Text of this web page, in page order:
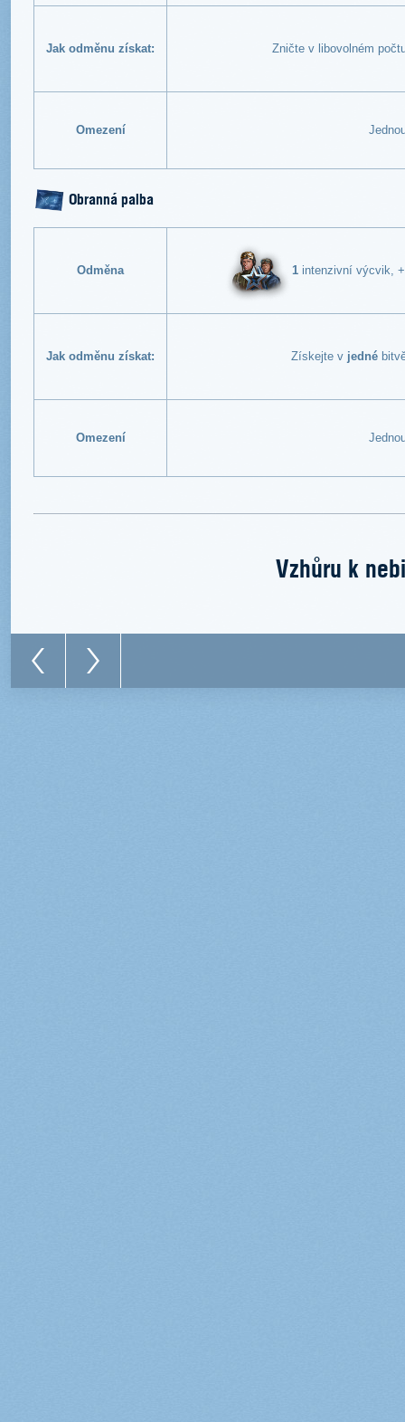
Jak odměnu získat: Zničte v libovolném
Omezení
Obranná palba
Odměna 1 intenzivní výcvik,
Jak odměnu získat: Získejte v jedné
Omezení
Vzhůru k